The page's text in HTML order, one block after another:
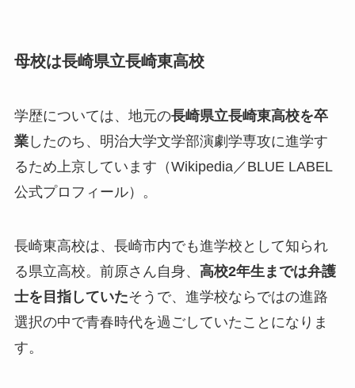
母校は長崎県立長崎東高校
学歴については、地元の長崎県立長崎東高校を卒
業したのち、明治大学文学部演劇学専攻に進学す
るため上京しています（Wikipedia／BLUE LABEL
公式プロフィール）。
長崎東高校は、長崎市内でも進学校として知られ
る県立高校。前原さん自身、 高校2年生までは弁護
士を目指していたそうで、進学校ならではの進路
選択の中で青春時代を過ごしていたことになりま
す。